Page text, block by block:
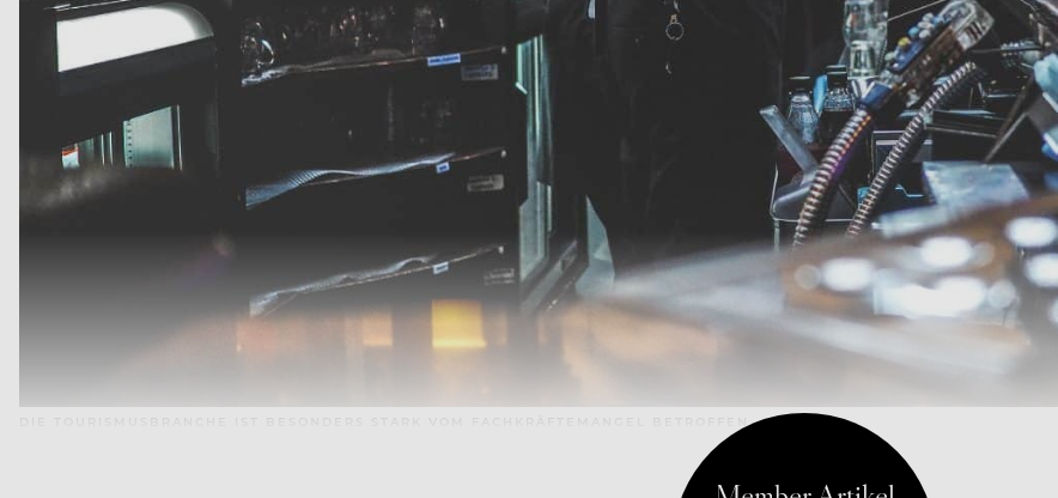
DIE TOURISMUSBRANCHE IST BESONDERS STARK VOM FACHKRÄFTEMANGEL BETROFFEN